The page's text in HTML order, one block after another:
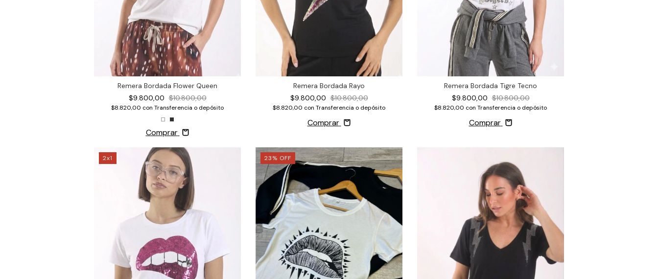
Remera Bordada Flower Queen
$9.800,00 $10.800,00
$8.820,00 con Transferencia o depósito
Comprar
Remera Bordada Rayo
$9.800,00 $10.800,00
$8.820,00 con Transferencia o depósito
Comprar
Remera Bordada Tigre Tecno
$9.800,00 $10.800,00
$8.820,00 con Transferencia o depósito
Comprar
2x1 23% OFF